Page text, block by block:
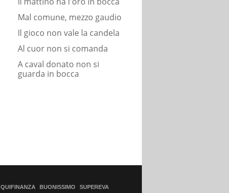
Mal comune, mezzo gaudio
Il gioco non vale la candela
Al cuor non si comanda
A caval donato non si
guarda in bocca
QUIFINANZA BUONISSIMO SUPEREVA